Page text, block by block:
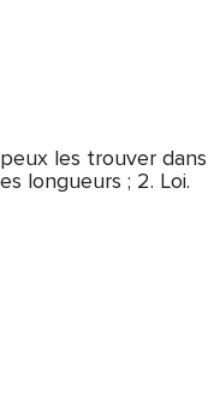
les trouver dans
longueurs ; 2. Loi.